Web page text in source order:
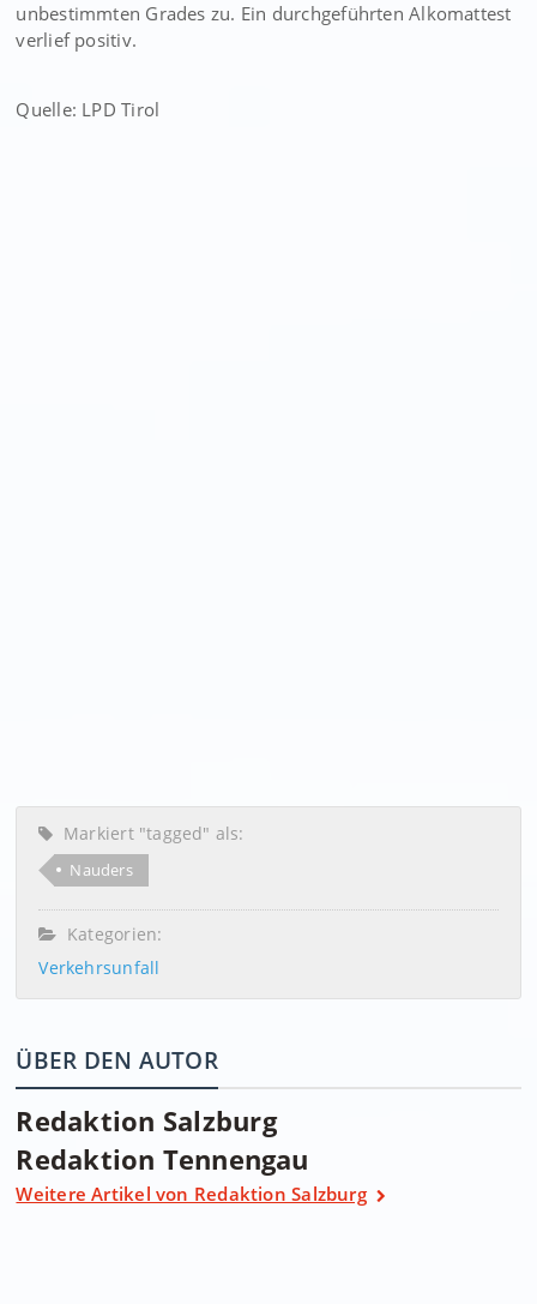
unbestimmten Grades zu. Ein durchgeführten Alkomattest
verlief positiv.
Quelle: LPD Tirol
Markiert "tagged" als:
Nauders
Kategorien:
Verkehrsunfall
ÜBER DEN AUTOR
Redaktion Salzburg
Redaktion Tennengau
Weitere Artikel von Redaktion Salzburg